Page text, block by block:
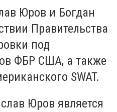
Юров и Богдан
Правительства
под
ФБР США, а также
SWAT.
Юров является